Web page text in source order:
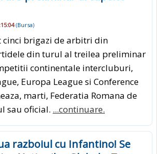
(Bursa)
cinci brigazi de arbitri din
din turul al treilea preliminar
continentale intercluburi,
Europa League si Conference
marti, Federatia Romana de
sau oficial. ...continuare.
razboiul cu Infantino! Se